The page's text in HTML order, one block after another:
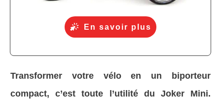
En savoir plus
Transformer votre vélo en un biporteur
compact, c’est toute l’utilité du Joker Mini.